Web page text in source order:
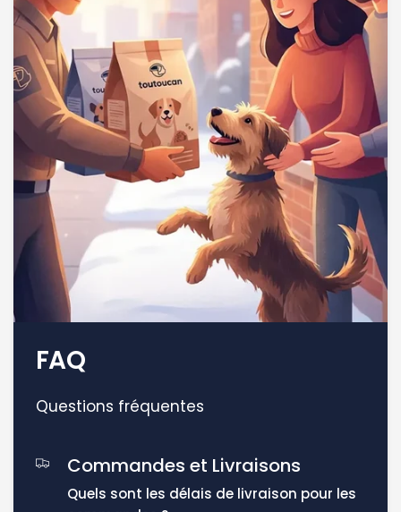
FAQ
Questions fréquentes
Commandes et Livraisons
Quels sont les délais de livraison pour les